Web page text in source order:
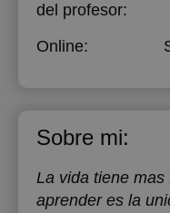
del profesor:
Online:
Sobre mi:
La vida tiene mas
aprender es la